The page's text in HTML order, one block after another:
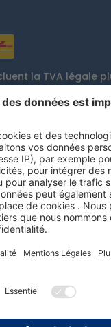
la TVA légale
indication